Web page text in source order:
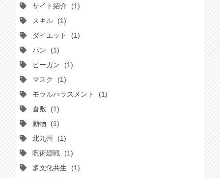
サイト紹介
1
スキル
1
ダイエット
1
パン
1
ビーガン
1
マスク
1
モラルハラスメント
1
倉敷
1
動物
1
北九州
1
呪術廻戦
1
多文化共生
1